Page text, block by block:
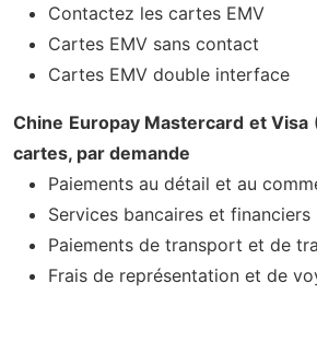
Contactez les cartes EMV
Cartes EMV sans contact
Cartes EMV double interface
Chine Europay Mastercard et Visa
cartes, par demande
Paiements au détail et au
Services bancaires et financiers
Paiements de transport et de
Frais de représentation et de